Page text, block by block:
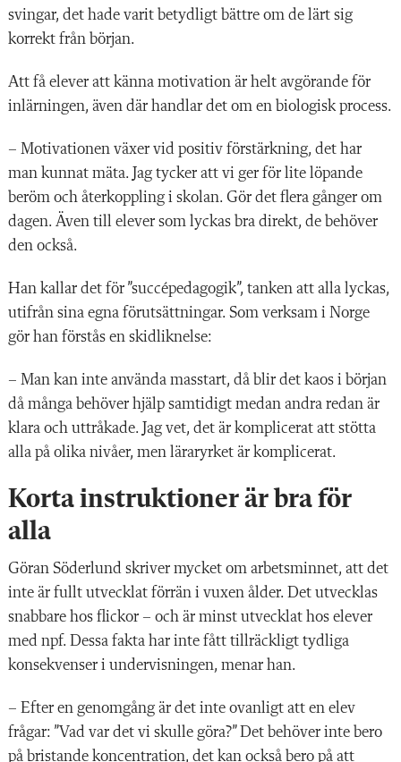
svingar, det hade varit betydligt bättre om de lärt sig
korrekt från början.
Att få elever att känna motivation är helt avgörande för
inlärningen, även där handlar det om en biologisk process.
– Motivationen växer vid positiv förstärkning, det har
man kunnat mäta. Jag tycker att vi ger för lite löpande
beröm och återkoppling i skolan. Gör det flera gånger om
dagen. Även till elever som lyckas bra direkt, de behöver
den också.
Han kallar det för ”succépedagogik”, tanken att alla lyckas,
utifrån sina egna förutsättningar. Som verksam i Norge
gör han förstås en skidliknelse:
– Man kan inte använda masstart, då blir det kaos i början
då många behöver hjälp samtidigt medan andra redan är
klara och uttråkade. Jag vet, det är komplicerat att stötta
alla på olika nivåer, men läraryrket är komplicerat.
Korta instruktioner är bra för
alla
Göran Söderlund skriver mycket om arbetsminnet, att det
inte är fullt utvecklat förrän i vuxen ålder. Det utvecklas
snabbare hos flickor – och är minst utvecklat hos elever
med npf. Dessa fakta har inte fått tillräckligt tydliga
konsekvenser i undervisningen, menar han.
– Efter en genomgång är det inte ovanligt att en elev
frågar: ”Vad var det vi skulle göra?” Det behöver inte bero
på bristande koncentration, det kan också bero på att